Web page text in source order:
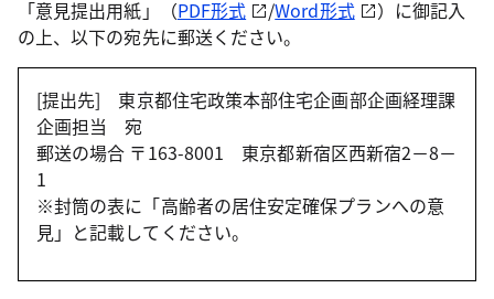
「意見提出用紙」（PDF形式 /Word形式
）に御記入
の上、以下の宛先に郵送ください。
[提出先] 東京都住宅政策本部住宅企画部企画経理課
企画担当 宛
郵送の場合 〒163-8001 東京都新宿区西新宿2－8－
1
※封筒の表に「高齢者の居住安定確保プランへの意
見」と記載してください。